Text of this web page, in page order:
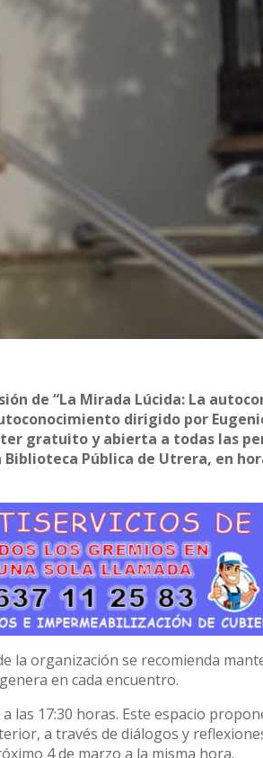
de “La Mirada Lúcida: La
dirigido por
gratuito y abierta a todas las
Pública de Utrera, en
la organización se recomienda
en cada encuentro.
17:30 horas. Este espacio
a través de diálogos y
4 de marzo a la misma hora.